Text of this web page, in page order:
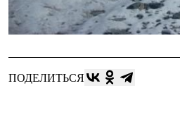
Где купить
ПОДЕЛИТЬСЯ